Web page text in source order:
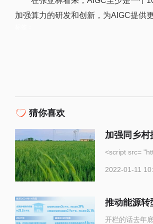
加强算力的研发和创新，为AIGC提供
猜你喜欢
加强同乡村
2022-01-11
推动能源转
开栏的话去年